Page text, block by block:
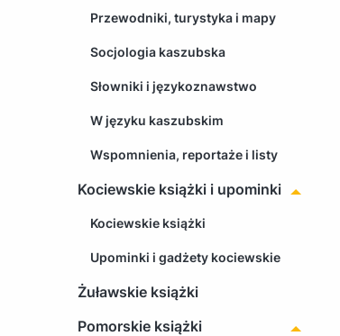
Przewodniki, turystyka i mapy
Socjologia kaszubska
Słowniki i językoznawstwo
W języku kaszubskim
Wspomnienia, reportaże i listy
Kociewskie książki i upominki
Kociewskie książki
Upominki i gadżety kociewskie
Żuławskie książki
Pomorskie książki